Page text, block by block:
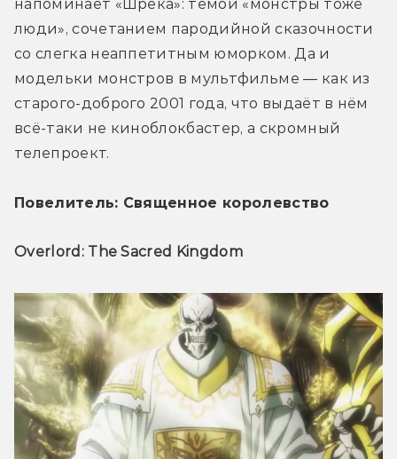
напоминает «Шрека»: темой «монстры тоже
люди», сочетанием пародийной сказочности
со слегка неаппетитным юморком. Да и
модельки монстров в мультфильме — как из
старого-доброго 2001 года, что выдаёт в нём
всё-таки не киноблокбастер, а скромный
телепроект.
Повелитель: Священное королевство
Overlord: The Sacred Kingdom